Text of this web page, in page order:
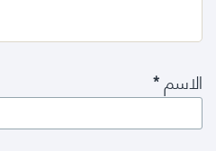
الاسم*